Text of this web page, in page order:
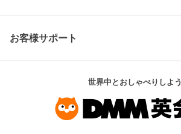
お客様サポート
世界中とおしゃべりしよう